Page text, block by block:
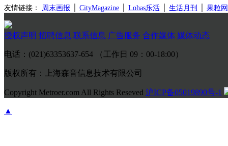
友情链接： 周末画报 CityMagazine Lohas乐活 生活月刊 果粒网
授权声明 招聘信息 联系信息 广告服务 合作媒体 媒体动态
电话：(021)63353637-654 （工作日 09：00-18:00）
版权所有：上海森音信息技术有限公司
Copyright Metroer.com All Rights Reseved 沪ICP备05019890号-1
▲